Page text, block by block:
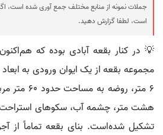
جملات نمونه از منابع مختلف جمع آوری شده است،
است، لطفا گزارش دهید.
💡 در کنار بقعه آبادی بوده که
۶ متر،
هشت متر، چشمه آب، سکوهای استراحت
تشکیل شده‌است. بنای بقعه تماماً از